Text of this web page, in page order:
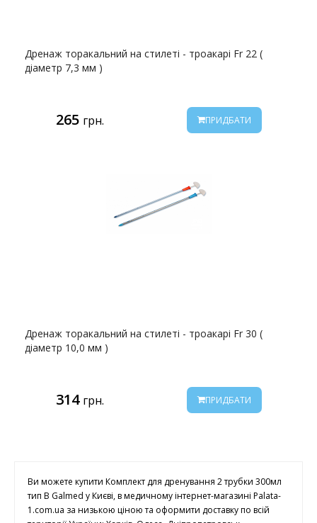
Дренаж торакальний на стилеті - троакарі Fr 22 (
діаметр 7,3 мм )
265 грн. ПРИДБАТИ
Дренаж торакальний на стилеті - троакарі Fr 30 (
діаметр 10,0 мм )
314 грн. ПРИДБАТИ
Ви можете купити Комплект для дренування 2 трубки 300мл
тип B Galmed у Києві, в медичному інтернет-магазині Palata-
1.com.ua за низькою ціною та оформити доставку по всій